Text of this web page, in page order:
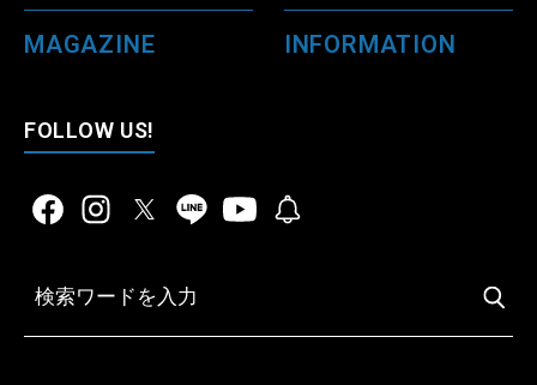
MAGAZINE INFORMATION
FOLLOW US!